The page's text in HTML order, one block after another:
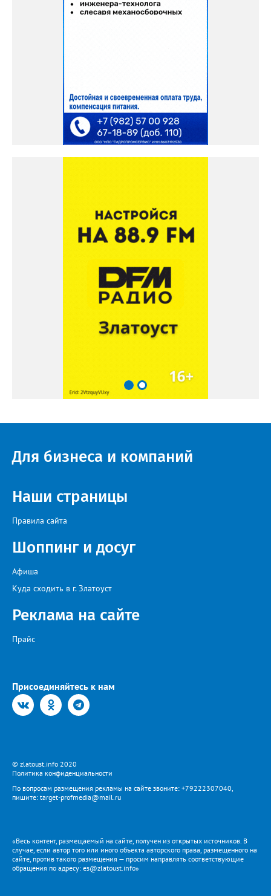
Для бизнеса и компаний
Наши страницы
Правила сайта
Шоппинг и досуг
Афиша
Куда сходить в г. Златоуст
Реклама на сайте
Прайс
Присоединяйтесь к нам
© zlatoust.info 2020
Политика конфиденциальности
По вопросам размещения рекламы на сайте звоните: +79222307040,
пишите: target-profmedia@mail.ru
«Весь контент, размещаемый на сайте, получен из открытых источников. В
случае, если автор того или иного объекта авторского права, размещенного на
сайте, против такого размещения — просим направлять соответствующие
обращения по адресу: es@zlatoust.info»